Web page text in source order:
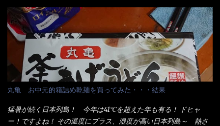
でる～ でもコレって食べきるまで湯に浸かっているわけで、最
初と最後では麺の固さというかコシが違う！ だったら湯なんか要
らないじゃん！ 茹で上げ直後の麺だけいいよ！となるでしょ
う。 事前にググって調べたら、やっぱり＜湯無し＞注文は、裏注
文方法としてあるらしい。 それと店員によっては、理解出来ない
者も居るらしい云う事。 そこでランチ混雑前に、行くのが店への
配慮でもある。 11:20 店内に入り・・・『釜揚げうどん得を湯ナ
シで！』と注文したら、近場にいたオッサン店員はキョトンとし
た顔『湯なし？』（これだ全く理解していないな） すると茹で方
の若い女性店員が『いい！いい！！』とオッサンを向こうへやっ
丸亀 お中元的箱詰め乾麺を買ってみた・・・結果
猛暑が続く日本列島！ 今年は41℃を超えた年も有る！ ドヒャ
ー！ですよね！ その温度にプラス、湿度が高い日本列島～ 熱さ